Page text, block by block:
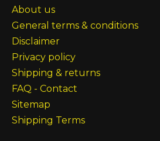
About us
General terms & conditions
Disclaimer
Privacy policy
Shipping & returns
FAQ - Contact
Sitemap
Shipping Terms